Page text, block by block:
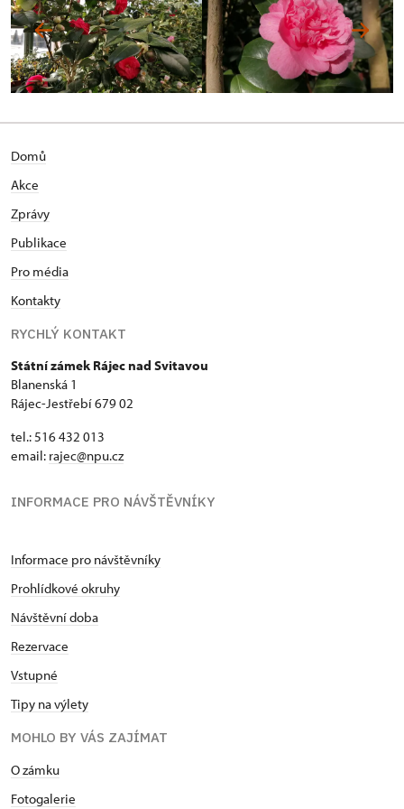
Domů
Akce
Zprávy
Publikace
Pro média
Kontakty
RYCHLÝ KONTAKT
Státní zámek Rájec nad Svitavou
Blanenská 1
Rájec-Jestřebí 679 02
tel.: 516 432 013
email: rajec@npu.cz
INFORMACE PRO NÁVŠTĚVNÍKY
Informace pro návštěvníky
Prohlídkové okruhy
Návštěvní doba
Rezervace
Vstupné
Tipy na výlety
MOHLO BY VÁS ZAJÍMAT
O zámku
Fotogalerie